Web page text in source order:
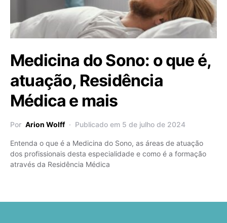
Medicina do Sono: o que é,
atuação, Residência
Médica e mais
Por Arion Wolff Publicado em 5 de julho de 2024
Entenda o que é a Medicina do Sono, as áreas de atuação
dos profissionais desta especialidade e como é a formação
através da Residência Médica